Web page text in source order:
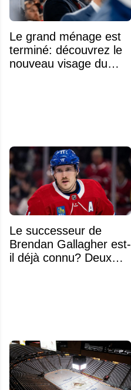
Le grand ménage est
terminé: découvrez le
nouveau visage du
Le successeur de
Brendan Gallagher est-
il déjà connu? Deux